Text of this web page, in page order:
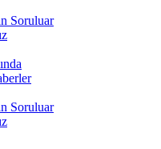
Soruluar
Soruluar